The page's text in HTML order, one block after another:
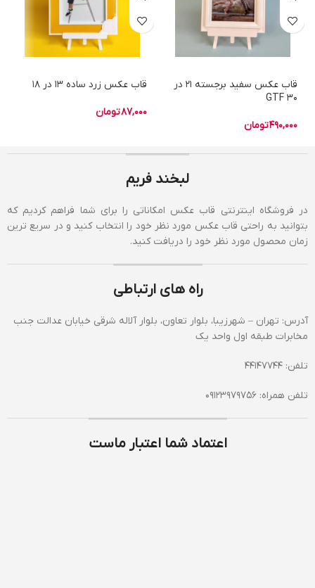
قاب عکس سفید برجسته 21 در
30 GTF
490,000تومان
قاب عکس زرد ساده 13 در 18
87,000تومان
لبخند فریم
در فروشگاه اینترنتی قاب عکس امکاناتی را برای شما فراهم کردیم که
بتوانید به راحتی قاب عکس مورد نظر خود را انتخاب کنید و در سریع ترین
زمان محصول مورد نظر خود را دریافت کنید.
راه های ارتباطی
آدرس: تهران – شهرزیبا، بلوار تعاون، بلوار آلاله شرقی خیابان عدالت جنب
مخابرات طبقه اول واحد یک
تلفن: 44147744
تلفن همراه: 09123979756
اعتماد شما اعتبار ماست